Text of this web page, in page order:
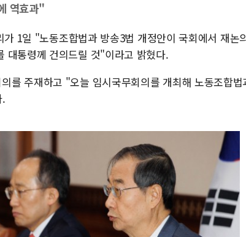
트럼프 "금리 내려야"…파월 때와 달리 워시엔 톤
특정 정치인 측근 포항시 정책특보 내정설...포항시
李 "해남 태양광, 대한민국 다음 100년 밑거름…
역효과"
1일 "노동조합법과 방송3법 개정안이 국회에서 재논
대통령께 건의드릴 것"이라고 밝혔다.
를 주재하고 "오늘 임시국무회의를 개최해 노동조합법
.